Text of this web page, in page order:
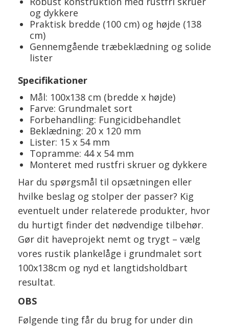
og dykkere
Praktisk bredde (100 cm) og højde (138
cm)
Gennemgående træbeklædning og solide
lister
Specifikationer
Mål: 100x138 cm (bredde x højde)
Farve: Grundmalet sort
Forbehandling: Fungicidbehandlet
Beklædning: 20 x 120 mm
Lister: 15 x 54 mm
Topramme: 44 x 54 mm
Monteret med rustfri skruer og dykkere
Har du spørgsmål til opsætningen eller
hvilke beslag og stolper der passer? Kig
eventuelt under relaterede produkter, hvor
du hurtigt finder det nødvendige tilbehør.
Gør dit haveprojekt nemt og trygt – vælg
vores rustik plankelåge i grundmalet sort
100x138cm og nyd et langtidsholdbart
resultat.
OBS
Følgende ting får du brug for under din